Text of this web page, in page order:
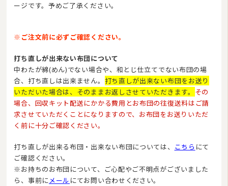
ージです。予めご了承ください。
※ご注文前に必ずご確認ください。
打ち直しが出来ない布団について
中わたが綿(めん)でない場合や、和とじ仕立てでない布団の場
合、打ち直しは出来ません。 打ち直しが出来ない布団をお送り
いただいた場合は、そのままお返しさせていただきます。 その
場合、回収キット配送にかかる費用とお布団の往復送料はご請
求させていただくことになりますので、お布団をお送りいただ
く前に十分ご確認ください。
打ち直しが出来る布団・出来ない布団については、 こちら にて
ご確認ください。
※お持ちのお布団について、ご心配やご不明点がございました
ら、事前にメール にてお問い合わせください。